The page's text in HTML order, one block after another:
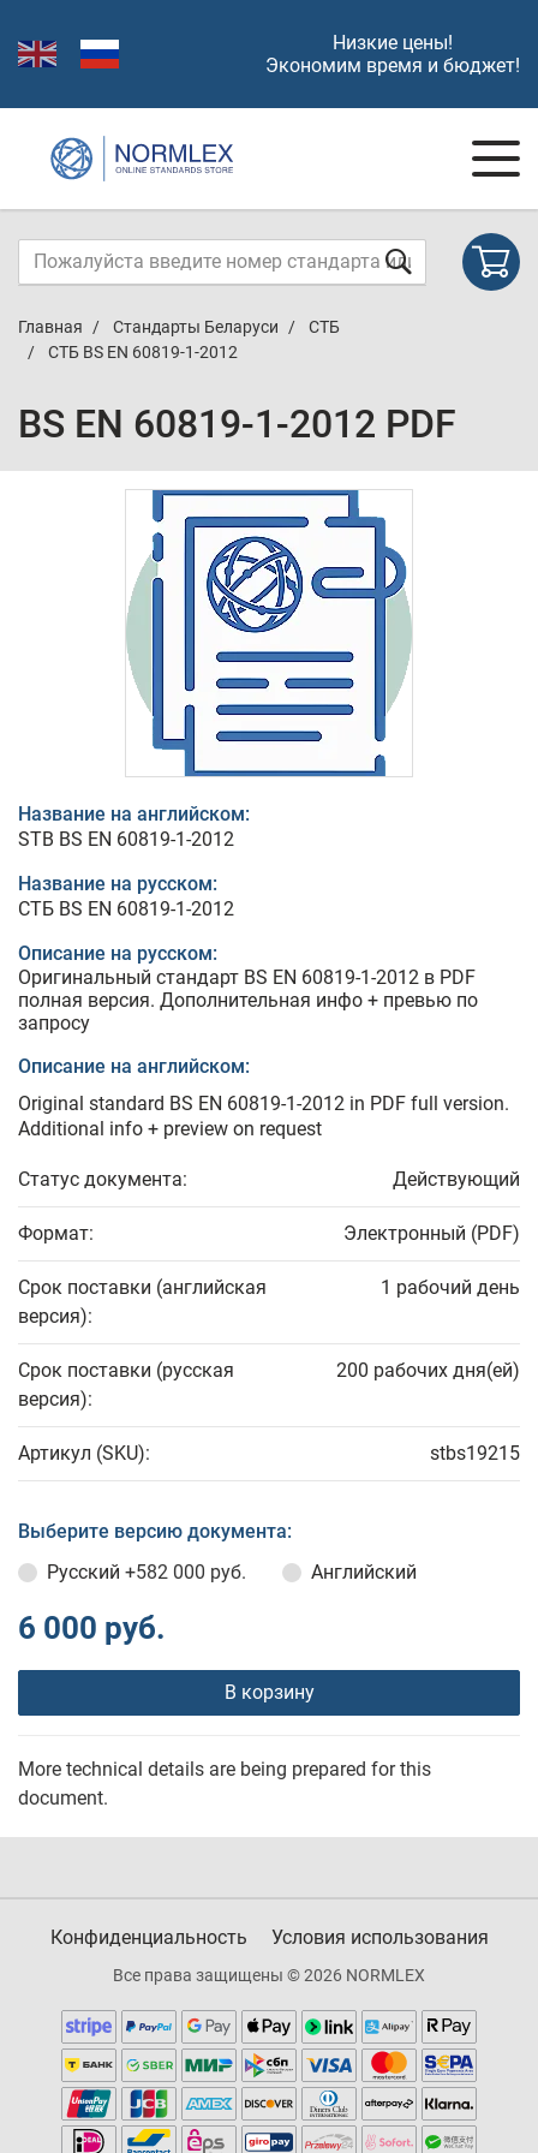
Низкие цены!
Экономим время и бюджет!
Главная Стандарты Беларуси
СТБ
СТБ BS EN 60819-1-2012
BS EN 60819-1-2012 PDF
Название на английском:
STB BS EN 60819-1-2012
Название на русском:
СТБ BS EN 60819-1-2012
Описание на русском:
Оригинальный стандарт BS EN 60819-1-2012 в PDF
полная версия. Дополнительная инфо + превью по
запросу
Описание на английском:
Original standard BS EN 60819-1-2012 in PDF full version.
Additional info + preview on request
Статус документа: Действующий
Формат: Электронный (PDF)
Срок поставки (английская
версия):
1 рабочий день
Срок поставки (русская
версия):
200 рабочих дня(ей)
Артикул (SKU): stbs19215
Выберите версию документа:
Русский +582 000 руб. Английский
6 000 руб.
В корзину
More technical details are being prepared for this
document.
Конфиденциальность Условия использования
Все права защищены © 2026 NORMLEX